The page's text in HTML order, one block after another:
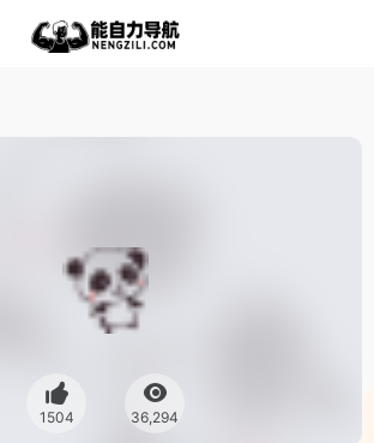
1504 36,294